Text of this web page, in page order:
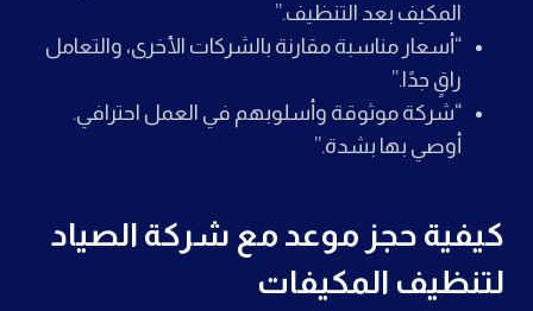
المكيف بعد التنظيف.”
“أسعار مناسبة مقارنة بالشركات الأخرى، والتعامل
راقٍ جدًا.”
“شركة موثوقة وأسلوبهم في العمل احترافي.
أوصي بها بشدة.”
كيفية حجز موعد مع شركة الصياد
لتنظيف المكيفات